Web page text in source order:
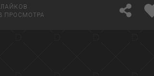
ЛАЙКОВ
ПРОСМОТРА